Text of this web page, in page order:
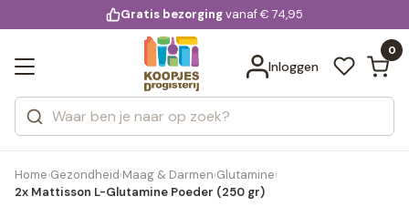
voor 20:00 uur besteld
Gratis bezorgingvanaf € 74,95
Inloggen
0
Zoeken
Categorieën
Merken
Bekijk alle resultaten
Home›Gezondheid›Maag & Darmen›Glutamine›
2x Mattisson L-Glutamine Poeder (250 gr)